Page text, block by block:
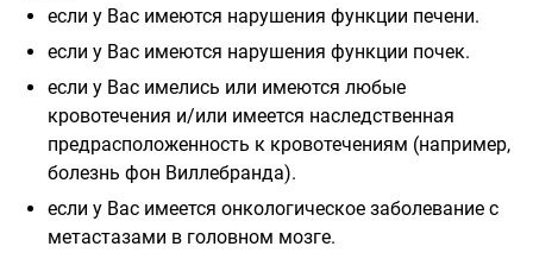
если у Вас имеются нарушения функции печени.
если у Вас имеются нарушения функции почек.
если у Вас имелись или имеются любые
кровотечения и/или имеется наследственная
предрасположенность к кровотечениям (например,
болезнь фон Виллебранда).
если у Вас имеется онкологическое заболевание с
метастазами в головном мозге.